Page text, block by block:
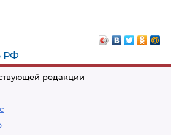
РФ
редакции